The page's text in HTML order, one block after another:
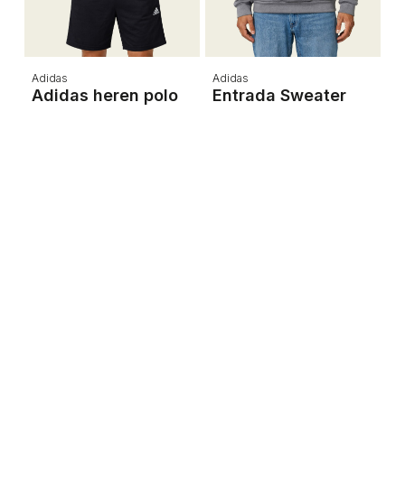
Adidas
Adidas heren polo
Adidas
Entrada Sweater